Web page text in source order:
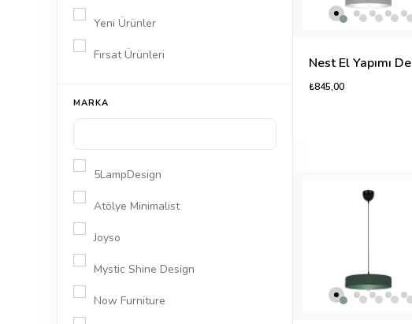
Yeni Ürünler
Fırsat Ürünleri
MARKA
5LampDesign
Atölye Minimalist
Joyso
Mystic Shine Design
Now Furniture
₺845,00